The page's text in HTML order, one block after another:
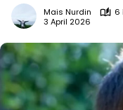
Mais Nurdin
6
3 April 2026